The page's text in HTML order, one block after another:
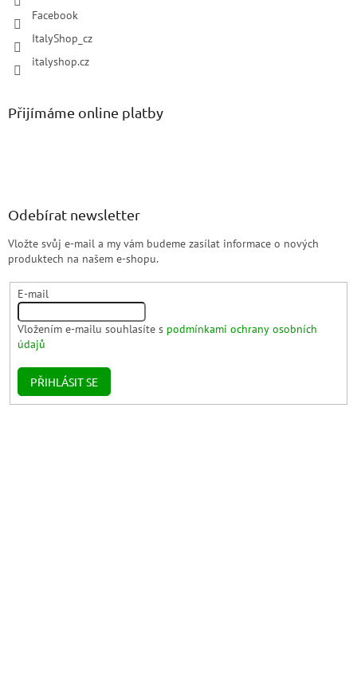
Facebook
ItalyShop_cz
italyshop.cz
Přijímáme online platby
Odebírat newsletter
Vložte svůj e-mail a my vám budeme zasílat informace o nových
produktech na našem e-shopu.
E-mail
Vložením e-mailu souhlasíte s podmínkami ochrany osobních
údajů
PŘIHLÁSIT SE